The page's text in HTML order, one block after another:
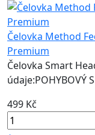
Čelovka Method
Premium
Čelovka Smart
údaje:POHYBOVÝ
499 Kč